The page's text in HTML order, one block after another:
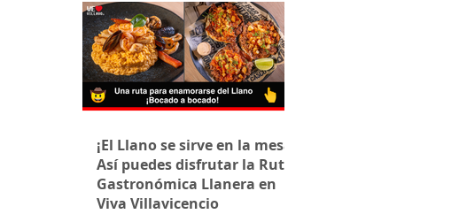
¡El Llano se sirve en la mesa!
Así puedes disfrutar la Ruta
Gastronómica Llanera en
Viva Villavicencio